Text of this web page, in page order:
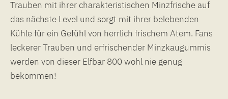
Trauben mit ihrer charakteristischen Minzfrische auf
das nächste Level und sorgt mit ihrer belebenden
Kühle für ein Gefühl von herrlich frischem Atem. Fans
leckerer Trauben und erfrischender Minzkaugummis
werden von dieser Elfbar 800 wohl nie genug
bekommen!